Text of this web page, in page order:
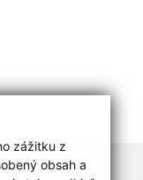
zážitku z
obsah a